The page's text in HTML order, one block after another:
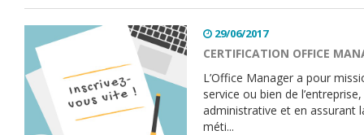
29/06/2017
CERTIFICATION OFFICE
L’Office Manager a pour
service ou bien de
administrative et en assurant
méti...